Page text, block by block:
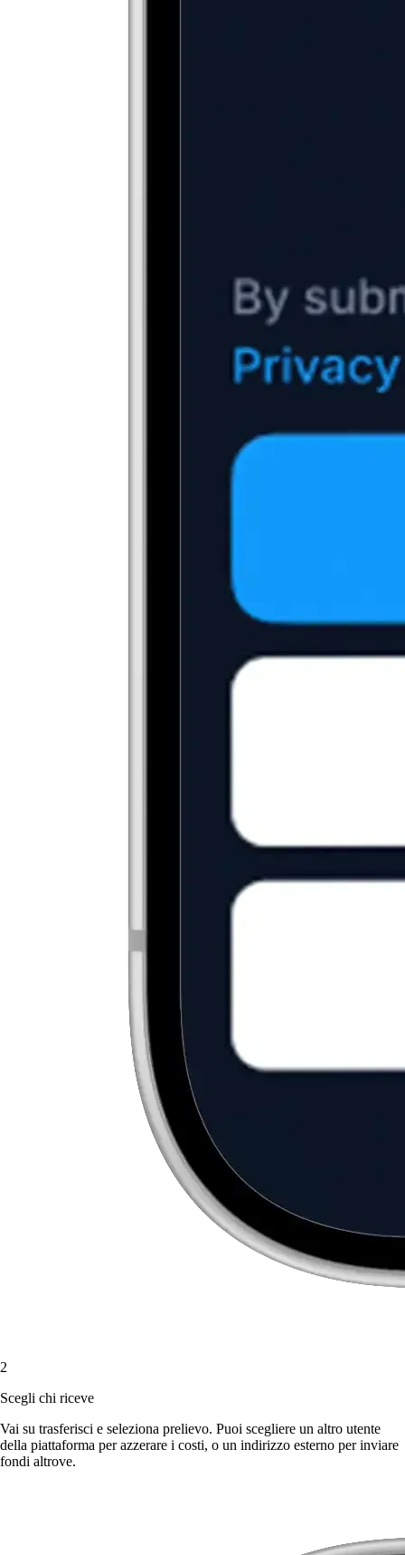
2
Scegli chi riceve
Vai su trasferisci e seleziona prelievo. Puoi scegliere un altro utente
della piattaforma per azzerare i costi, o un indirizzo esterno per inviare
fondi altrove.